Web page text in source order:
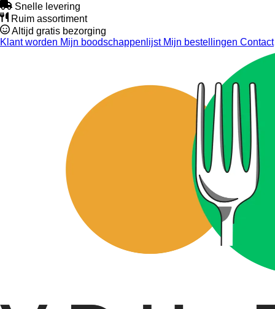
Snelle levering
Ruim assortiment
Altijd gratis bezorging
Klant worden Mijn boodschappenlijstMijn bestellingen Contact